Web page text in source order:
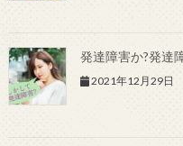
発達障害か?発達
2021年12月29日